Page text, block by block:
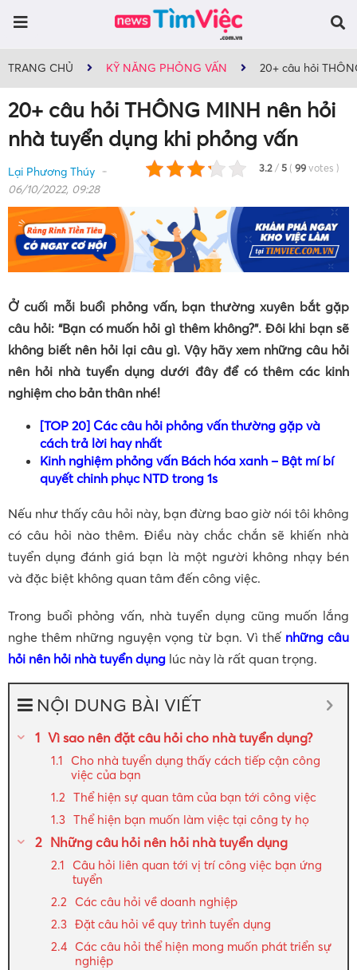
TRANG CHỦ KỸ NĂNG PHỎNG VẤN 20+ câu hỏi
20+ câu hỏi THÔNG MINH nên hỏi
nhà tuyển dụng khi phỏng vấn
3.2 / 5 ( 99 votes )
Lại Phương Thúy
06/10/2022, 09:28
Ở cuối mỗi buổi phỏng vấn, bạn thường xuyên bắt gặp
câu hỏi: “Bạn có muốn hỏi gì thêm không?”. Đôi khi bạn sẽ
không biết nên hỏi lại câu gì. Vậy hãy xem những câu hỏi
nên hỏi nhà tuyển dụng dưới đây để có thêm các kinh
nghiệm cho bản thân nhé!
[TOP 20] Các câu hỏi phỏng vấn thường gặp và
cách trả lời hay nhất
Kinh nghiệm phỏng vấn Bách hóa xanh – Bật mí bí
quyết chinh phục NTD trong 1s
Nếu như thấy câu hỏi này, bạn đừng bao giờ nói tôi không
có câu hỏi nào thêm. Điều này chắc chắn sẽ khiến nhà
tuyển dụng đánh giá bạn là một người không nhạy bén
và đặc biệt không quan tâm đến công việc.
Trong buổi phỏng vấn, nhà tuyển dụng cũng muốn lắng
nghe thêm những nguyện vọng từ bạn. Vì thế những câu
hỏi nên hỏi nhà tuyển dụng lúc này là rất quan trọng.
NỘI DUNG BÀI VIẾT
Vì sao nên đặt câu hỏi cho nhà tuyển dụng?
Cho nhà tuyển dụng thấy cách tiếp cận công
việc của bạn
Thể hiện sự quan tâm của bạn tới công việc
Thể hiện bạn muốn làm việc tại công ty họ
Những câu hỏi nên hỏi nhà tuyển dụng
Câu hỏi liên quan tới vị trí công việc bạn ứng
tuyển
Các câu hỏi về doanh nghiệp
Đặt câu hỏi về quy trình tuyển dụng
Các câu hỏi thể hiện mong muốn phát triển sự
nghiệp